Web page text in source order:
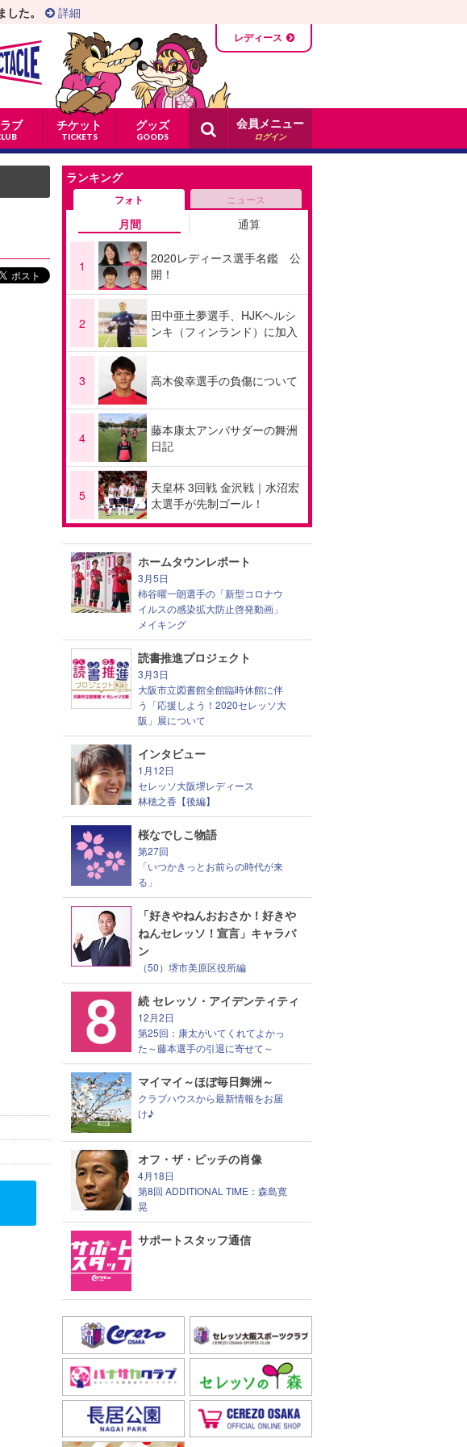
ブ チケット
TICKETS
グッズ
GOODS
た。 詳細
レディース
会員メニュー
ログイン
ランキング
フォト ニュース
月間 通算
1
2020レディース選手名鑑 公
開！
2
田中亜土夢選手、HJKヘルシ
ンキ（フィンランド）に加入
3 高木俊幸選手の負傷について
4
藤本康太アンバサダーの舞洲
日記
5
天皇杯 3回戦 金沢戦｜水沼宏
太選手が先制ゴール！
ホームタウンレポート
3月5日
柿谷曜一朗選手の「新型コロナウ
イルスの感染拡大防止啓発動画」
メイキング
読書推進プロジェクト
3月3日
大阪市立図書館全館臨時休館に伴
う「応援しよう！2020セレッソ大
阪」展について
インタビュー
1月12日
セレッソ大阪堺レディース
林穂之香【後編】
桜なでしこ物語
第27回
「いつかきっとお前らの時代が来
る」
「好きやねんおおさか！好きや
ねんセレッソ！宣言」キャラバ
ン
（50）堺市美原区役所編
続 セレッソ・アイデンティティ
12月2日
第25回：康太がいてくれてよかっ
た～藤本選手の引退に寄せて～
マイマイ～ほぼ毎日舞洲～
クラブハウスから最新情報をお届
け♪
オフ・ザ・ピッチの肖像
4月18日
第8回 ADDITIONAL TIME：森島寛
晃
サポートスタッフ通信